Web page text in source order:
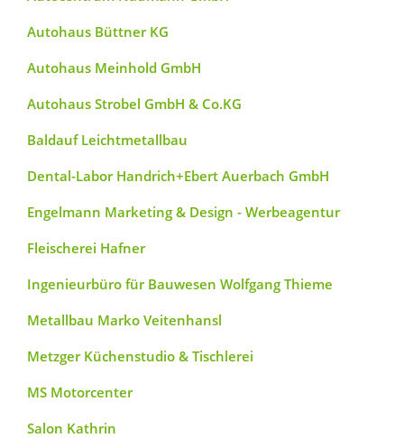
Autohaus Büttner KG
Autohaus Meinhold GmbH
Autohaus Strobel GmbH & Co.KG
Baldauf Leichtmetallbau
Dental-Labor Handrich+Ebert Auerbach GmbH
Engelmann Marketing & Design - Werbeagentur
Fleischerei Hafner
Ingenieurbüro für Bauwesen Wolfgang Thieme
Metallbau Marko Veitenhansl
Metzger Küchenstudio & Tischlerei
MS Motorcenter
Salon Kathrin